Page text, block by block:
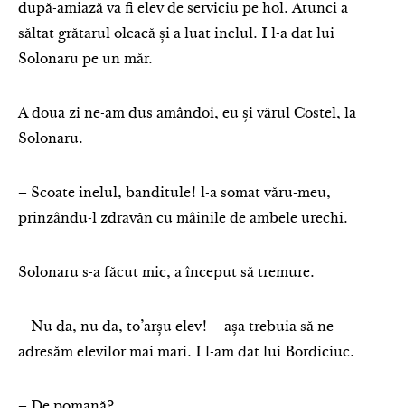
după-amiază va fi elev de serviciu pe hol. Atunci a
săltat grătarul oleacă și a luat inelul. I l-a dat lui
Solonaru pe un măr.
A doua zi ne-am dus amândoi, eu și vărul Costel, la
Solonaru.
– Scoate inelul, banditule! l-a somat văru-meu,
prinzându-l zdravăn cu mâinile de ambele urechi.
Solonaru s-a făcut mic, a început să tremure.
– Nu da, nu da, to’arșu elev! – așa trebuia să ne
adresăm elevilor mai mari. I l-am dat lui Bordiciuc.